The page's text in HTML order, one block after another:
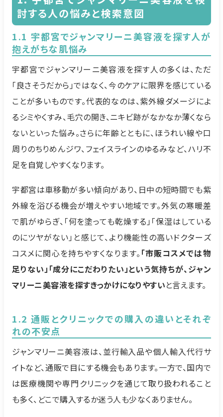
討する人の悩みと検索意図
1.1 宇都宮でジャンマリーニ美容液を探す人が
抱えがちな肌悩み
宇都宮でジャンマリーニ美容液を探す人の多くは、ただ
「良さそうだから」ではなく、今のケアに限界を感じている
ことが多いものです。代表的なのは、紫外線ダメージによ
るシミやくすみ、毛穴の開き、ニキビ跡がなかなか薄くなら
ないといった悩み。さらに年齢とともに、ほうれい線や口
周りのちりめんジワ、フェイスラインのゆるみなど、ハリ不
足を自覚しやすくなります。
宇都宮は車移動が多い傾向があり、日中の短時間でも紫
外線を浴びる機会が増えやすい地域です。外気の寒暖差
で肌がゆらぎ、「何を塗っても乾燥する」「保湿はしている
のにツヤがない」と感じて、より機能性の高いドクターズ
コスメに関心を持ちやすくなります。 「市販コスメでは物
足りない」「成分にこだわりたい」という気持ちが、ジャン
マリーニ美容液を探すきっかけになりやすいと言えます。
1.2 通販とクリニックでの購入の違いとそれぞ
れの不安点
ジャンマリーニ美容液は、並行輸入品や個人輸入代行サ
イトなど、通販で目にする機会もあります。一方で、国内で
は医療機関や専門クリニックを通じて取り扱われること
も多く、どこで購入するか迷う人も少なくありません。